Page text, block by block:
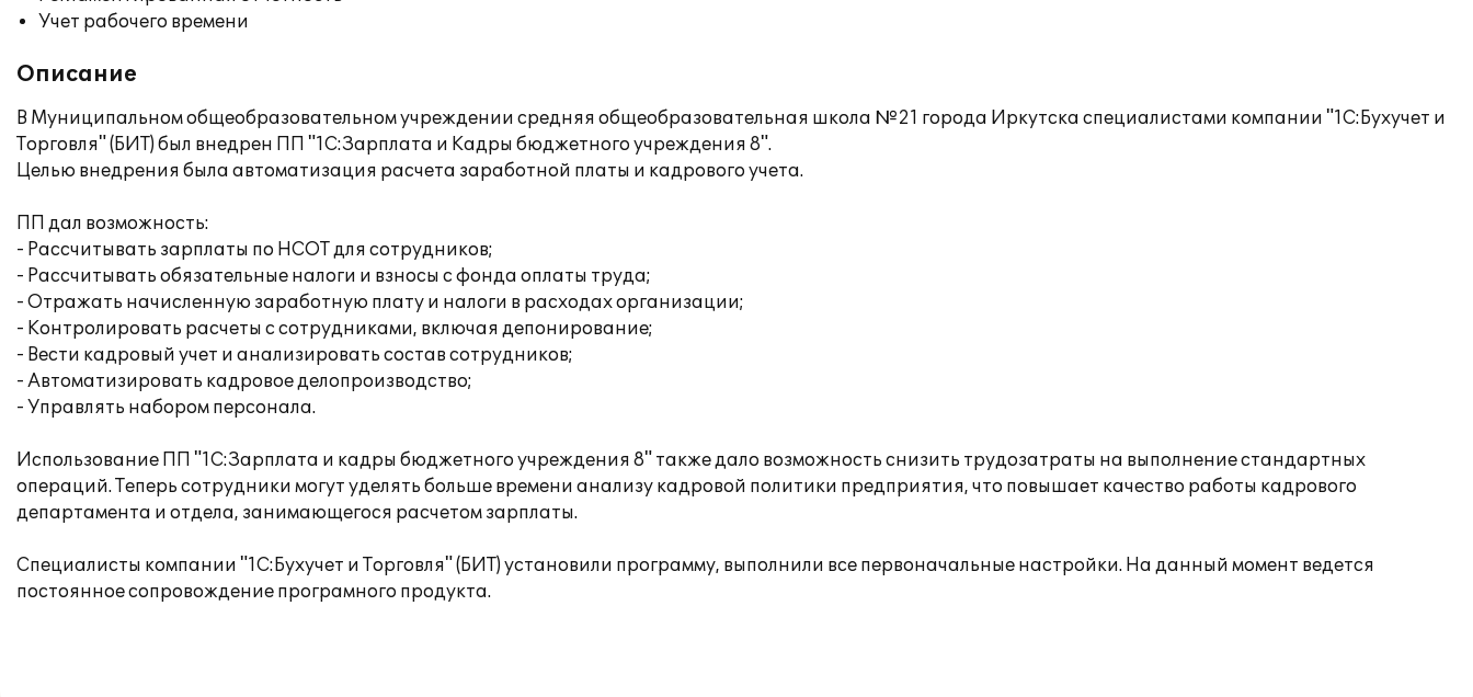
Учет рабочего времени
Описание
В Муниципальном общеобразовательном учреждении средняя общеобразовательная школа №21 города Иркутска специалистами компании "1С:Бухучет и
Торговля" (БИТ) был внедрен ПП "1С:Зарплата и Кадры бюджетного учреждения 8".
Целью внедрения была автоматизация расчета заработной платы и кадрового учета.
ПП дал возможность:
- Рассчитывать зарплаты по НСОТ для сотрудников;
- Рассчитывать обязательные налоги и взносы с фонда оплаты труда;
- Отражать начисленную заработную плату и налоги в расходах организации;
- Контролировать расчеты с сотрудниками, включая депонирование;
- Вести кадровый учет и анализировать состав сотрудников;
- Автоматизировать кадровое делопроизводство;
- Управлять набором персонала.
Использование ПП "1С:Зарплата и кадры бюджетного учреждения 8" также дало возможность снизить трудозатраты на выполнение стандартных
операций. Теперь сотрудники могут уделять больше времени анализу кадровой политики предприятия, что повышает качество работы кадрового
департамента и отдела, занимающегося расчетом зарплаты.
Специалисты компании "1С:Бухучет и Торговля" (БИТ) установили программу, выполнили все первоначальные настройки. На данный момент ведется
постоянное сопровождение програмного продукта.